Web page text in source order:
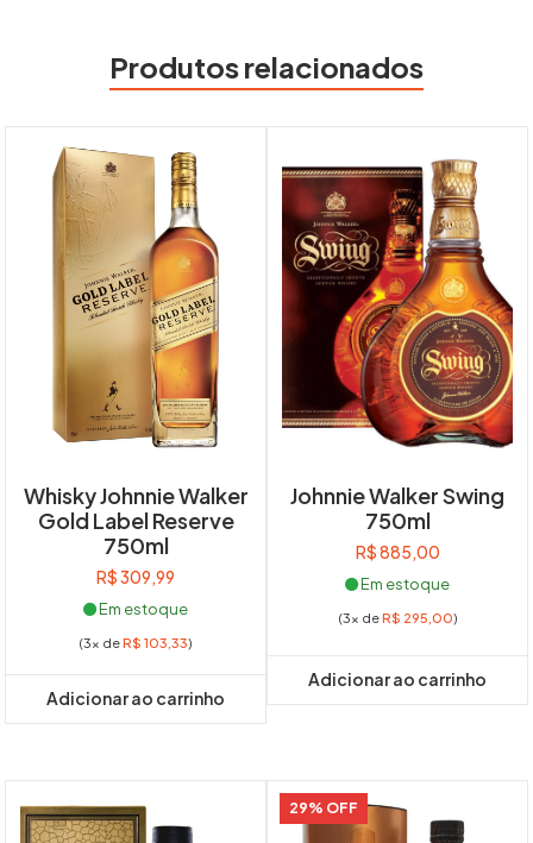
Produtos relacionados
Whisky Johnnie Walker
Gold Label Reserve
750ml
R$309,99
Em estoque
(3x deR$ 103,33)
Adicionar ao carrinho
Johnnie Walker Swing
750ml
R$885,00
Em estoque
(3x deR$ 295,00)
Adicionar ao carrinho
29% OFF